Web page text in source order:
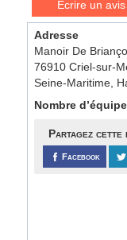
Écrire un avis
Adresse
Manoir De
76910 Criel-sur-
Seine-Maritime,
Nombre
Partagez cette
Facebook